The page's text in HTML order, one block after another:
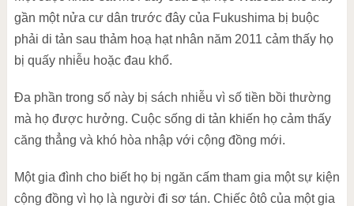
gần một nửa cư dân trước đây của Fukushima bị buộc
phải di tản sau thảm hoạ hạt nhân năm 2011 cảm thấy họ
bị quấy nhiễu hoặc đau khổ.
Đa phần trong số này bị sách nhiễu vì số tiền bồi thường
mà họ được hưởng. Cuộc sống di tản khiến họ cảm thấy
căng thẳng và khó hòa nhập với cộng đồng mới.
Một gia đình cho biết họ bị ngăn cấm tham gia một sự kiện
cộng đồng vì họ là người đi sơ tán. Chiếc ôtô của một gia